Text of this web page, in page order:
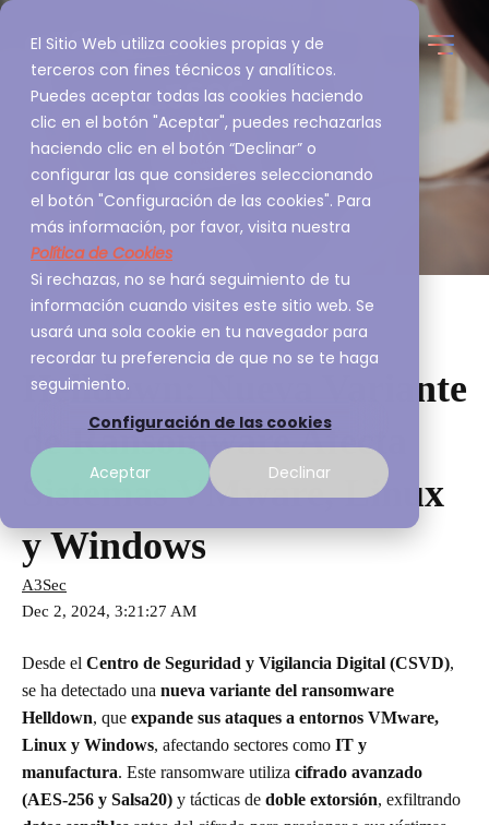
El Sitio Web utiliza cookies propias y de
terceros con fines técnicos y analíticos.
Puedes aceptar todas las cookies haciendo
clic en el botón "Aceptar", puedes rechazarlas
haciendo clic en el botón “Declinar” o
configurar las que consideres seleccionando
el botón "Configuración de las cookies". Para
más información, por favor, visita nuestra
Política de Cookies
Si rechazas, no se hará seguimiento de tu
información cuando visites este sitio web. Se
usará una sola cookie en tu navegador para
recordar tu preferencia de que no se te haga
seguimiento.
Configuración de las cookies
Aceptar Declinar
Helldown: Nueva Variante
de Ransomware Afecta
Sistemas VMware, Linux
y Windows
A3Sec
Dec 2, 2024, 3:21:27 AM
Desde el Centro de Seguridad y Vigilancia Digital (CSVD),
se ha detectado una nueva variante del ransomware
Helldown, que expande sus ataques a entornos VMware,
Linux y Windows, afectando sectores como IT y
manufactura. Este ransomware utiliza cifrado avanzado
(AES-256 y Salsa20) y tácticas de doble extorsión, exfiltrando